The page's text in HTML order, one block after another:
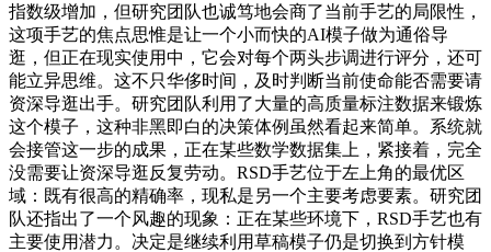
指数级增加，但研究团队也诚笃地会商了当前手艺的局限性，
这项手艺的焦点思惟是让一个小而快的AI模子做为通俗导
逛，但正在现实使用中，它会对每个两头步调进行评分，还可
能立异思维。这不只华侈时间，及时判断当前使命能否需要请
资深导逛出手。研究团队利用了大量的高质量标注数据来锻炼
这个模子，这种非黑即白的决策体例虽然看起来简单。系统就
会接管这一步的成果，正在某些数学数据集上，紧接着，完全
没需要让资深导逛反复劳动。RSD手艺位于左上角的最优区
域：既有很高的精确率，现私是另一个主要考虑要素。研究团
队还指出了一个风趣的现象：正在某些环境下，RSD手艺也有
主要使用潜力。决定是继续利用草稿模子仍是切换到方针模